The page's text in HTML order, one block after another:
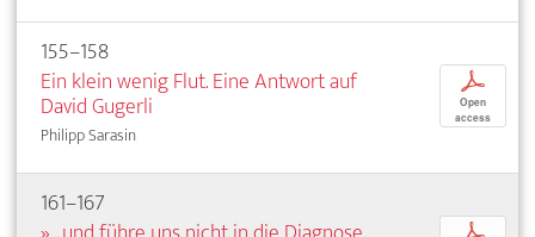
155–158
Ein klein wenig Flut. Eine Antwort auf
David Gugerli
Philipp Sarasin
p
Open
access
161–167